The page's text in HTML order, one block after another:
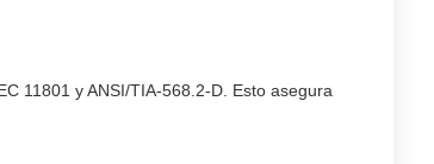
11801 y ANSI/TIA-568.2-D. Esto asegura